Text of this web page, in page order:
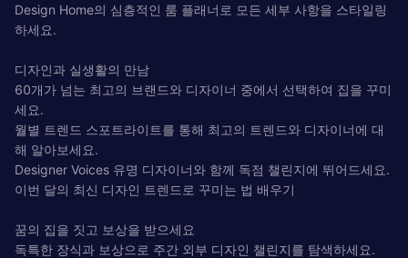
Design Home의 심층적인 룸 플래너로 모든 세부 사항을 스타일링
하세요.
디자인과 실생활의 만남
60개가 넘는 최고의 브랜드와 디자이너 중에서 선택하여 집을 꾸미
세요.
월별 트렌드 스포트라이트를 통해 최고의 트렌드와 디자이너에 대
해 알아보세요.
Designer Voices 유명 디자이너와 함께 독점 챌린지에 뛰어드세요.
이번 달의 최신 디자인 트렌드로 꾸미는 법 배우기
꿈의 집을 짓고 보상을 받으세요
독특한 장식과 보상으로 주간 외부 디자인 챌린지를 탐색하세요.